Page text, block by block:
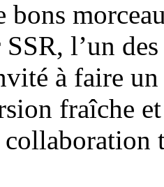
bons
l’un
à faire
fraîche
collaboration